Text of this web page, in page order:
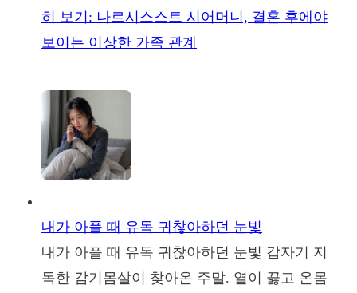
히 보기 : 나르시스스트 시어머니, 결혼 후에야
보이는 이상한 가족 관계
내가 아플 때 유독 귀찮아하던 눈빛
내가 아플 때 유독 귀찮아하던 눈빛 갑자기 지
독한 감기몸살이 찾아온 주말. 열이 끓고 온몸